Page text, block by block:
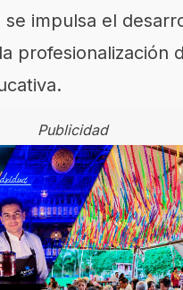
impulsa el
profesionalización
Publicidad